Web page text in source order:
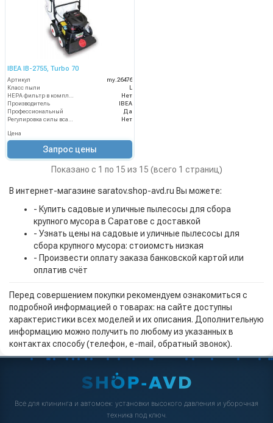
IBEA IB-2755, Turbo 70
Артикул
my.26476
Класс пыли
Нет
Производитель
IBEA
Профессиональный
Да
Нет
Цена
Запрос цены
Показано с 1 по 15 из 15 (всего 1 страниц)
В интернет-магазине saratov.shop-avd.ru Вы можете:
- Купить садовые и уличные пылесосы для сбора
крупного мусора в Саратове с доставкой
- Узнать цены на садовые и уличные пылесосы для
сбора крупного мусора: стоиомсть низкая
- Произвести оплату заказа банковской картой или
оплатив счёт
Перед совершением покупки рекомендуем ознакомиться с
подробной информацией о товарах: на сайте доступны
характеристики всех моделей и их описания. Дополнительную
информацию можно получить по любому из указанных в
контактах способу (телефон, e-mail, обратный звонок).
Всё для клининга и автомоек: установки высокого давления и уборочная
техника под ключ.